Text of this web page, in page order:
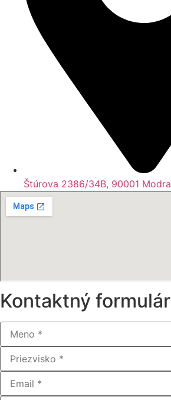
Štúrova 2386/34B, 90001 Modra
Kontaktný formulár